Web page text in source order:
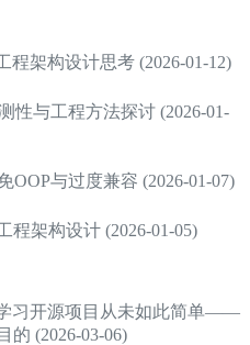
程架构设计思考 (2026-01-12)
性与工程方法探讨 (2026-01-
OOP与过度兼容 (2026-01-07)
程架构设计 (2026-01-05)
习开源项目从未如此简单——
的 (2026-03-06)